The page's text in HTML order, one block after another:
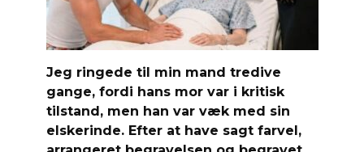
Jeg ringede til min mand tredive
gange, fordi hans mor var i kritisk
tilstand, men han var væk med sin
elskerinde. Efter at have sagt farvel,